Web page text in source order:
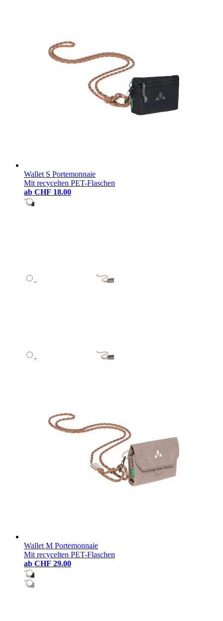
Wallet S Portemonnaie
Mit recycelten PET-Flaschen
ab CHF 18.00
Wallet M Portemonnaie
Mit recycelten PET-Flaschen
ab CHF 29.00